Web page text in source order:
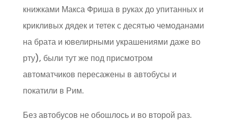
книжками Макса Фриша в руках до упитанных и
крикливых дядек и тетек с десятью чемоданами
на брата и ювелирными украшениями даже во
рту), были тут же под присмотром
автоматчиков пересажены в автобусы и
покатили в Рим.
Без автобусов не обошлось и во второй раз.